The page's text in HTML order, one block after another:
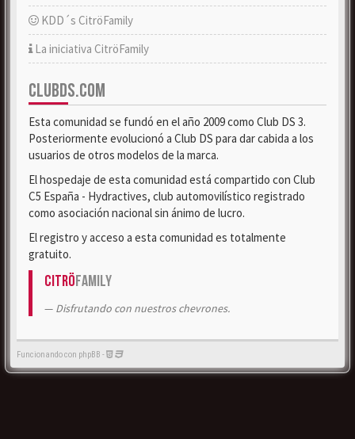
KDD´s CitröFamily
La iniciativa CitröFamily
CLUBDS.COM
Esta comunidad se fundó en el año 2009 como Club DS 3.
Posteriormente evolucionó a Club DS para dar cabida a los
usuarios de otros modelos de la marca.
El hospedaje de esta comunidad está compartido con Club
C5 España - Hydractives, club automovilístico registrado
como asociación nacional sin ánimo de lucro.
El registro y acceso a esta comunidad es totalmente
gratuito.
CitröFamily
Disfrutando con nuestros chevrones.
Funcionando con phpBB -